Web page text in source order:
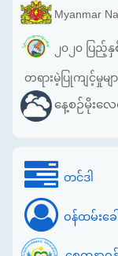
Myanmar
၂၀၂၀ ပြ
တရားမဲ့ပြုကျင့်မှုမျ
နေ့စဉ်မိုးလ
တင်ဒါ
ဝန်ထမ်းခေ